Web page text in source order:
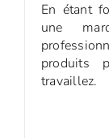
En étant
une
produits
travaillez.